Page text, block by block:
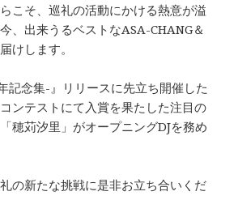
こそ、巡礼の活動にかける熱意が溢
、出来うるベストなASA-CHANG＆
けします。
記念集-』リリースに先立ち開催した
コンテストにて入賞を果たした注目の
穂苅汐里」がオープニングDJを務め
の新たな挑戦に是非お立ち合いくだ